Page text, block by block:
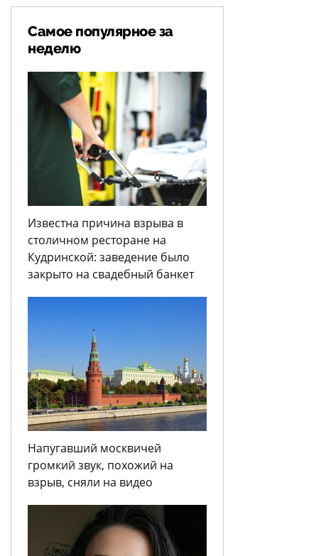
Самое популярное за
неделю
Известна причина взрыва в
столичном ресторане на
Кудринской: заведение было
закрыто на свадебный банкет
Напугавший москвичей
громкий звук, похожий на
взрыв, сняли на видео